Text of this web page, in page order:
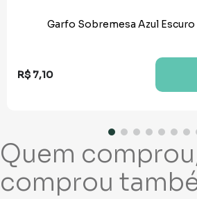
Garfo Sobremesa Azul
R$ 7,10
Quem
comprou